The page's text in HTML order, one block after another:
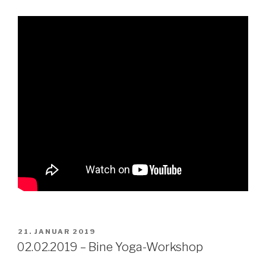
VERÖFFENTLICHT
AM
21. JANUAR 2019
02.02.2019 – Bine Yoga-Workshop